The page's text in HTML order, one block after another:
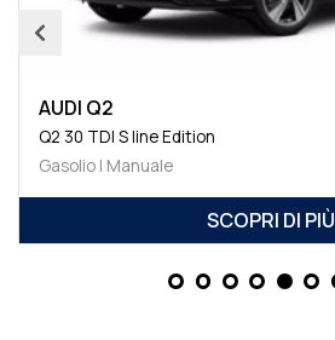
AUDI Q2
Q2 30 TDI S line Edition
Gasolio | Manuale
SCOPRI DI PIÙ